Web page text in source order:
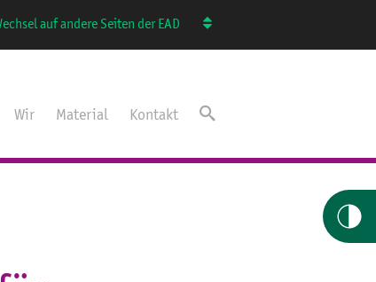
auf andere Seiten der EAD
Wir Material Kontakt